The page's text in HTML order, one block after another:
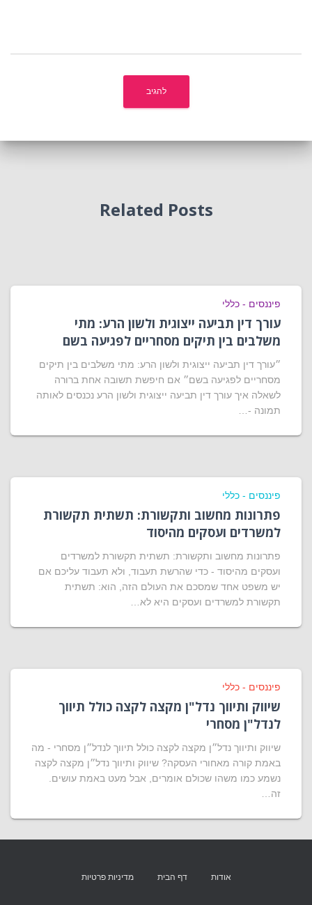
Related Posts
פיננסים - כללי
עורך דין תביעה ייצוגית ולשון הרע: מתי
משלבים בין תיקים מסחריים לפגיעה בשם
״עורך דין תביעה ייצוגית ולשון הרע: מתי משלבים בין תיקים
מסחריים לפגיעה בשם״ אם חיפשת תשובה אחת ברורה
לשאלה איך עורך דין תביעה ייצוגית ולשון הרע נכנסים לאותה
תמונה -…
פיננסים - כללי
פתרונות מחשוב ותקשורת: תשתית תקשורת
למשרדים ועסקים מהיסוד
פתרונות מחשוב ותקשורת: תשתית תקשורת למשרדים
ועסקים מהיסוד - כדי שהרשת תעבוד, ולא תעבוד עליכם אם
יש משפט אחד שמסכם את העולם הזה, הוא: תשתית
תקשורת למשרדים ועסקים היא לא…
פיננסים - כללי
שיווק ותיווך נדל"ן מקצה לקצה כולל תיווך
לנדל"ן מסחרי
שיווק ותיווך נדל״ן מקצה לקצה כולל תיווך לנדל״ן מסחרי - מה
באמת קורה מאחורי העסקה? שיווק ותיווך נדל״ן מקצה לקצה
נשמע כמו משהו שכולם אומרים, אבל מעט באמת עושים.
זה…
אודות דף הבית מדיניות פרטיות